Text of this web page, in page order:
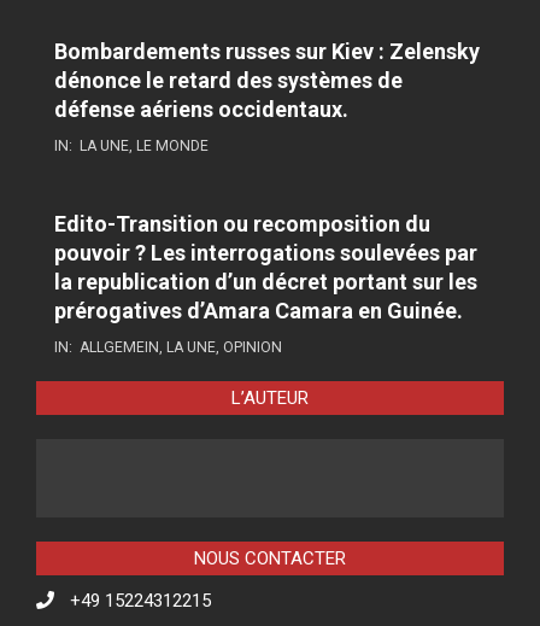
Bombardements russes sur Kiev : Zelensky
dénonce le retard des systèmes de
défense aériens occidentaux.
IN: LA UNE LE MONDE
Edito-Transition ou recomposition du
pouvoir ? Les interrogations soulevées par
la republication d’un décret portant sur les
prérogatives d’Amara Camara en Guinée.
IN: ALLGEMEIN LA UNE OPINION
L’AUTEUR
NOUS CONTACTER
+49 15224312215